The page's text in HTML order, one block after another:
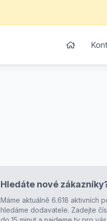
Hledáte nové
Máme aktuálně 6.618 aktivních
hledáme dodavatele. Zadejte